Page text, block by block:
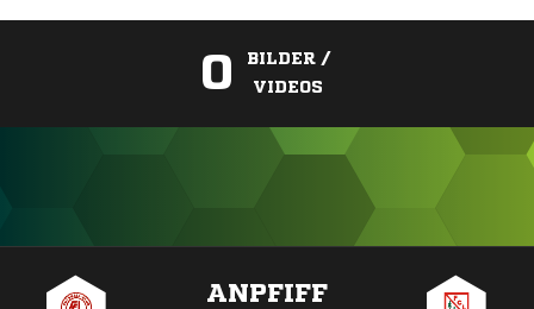
0
BILDER /
VIDEOS
ANPFIFF